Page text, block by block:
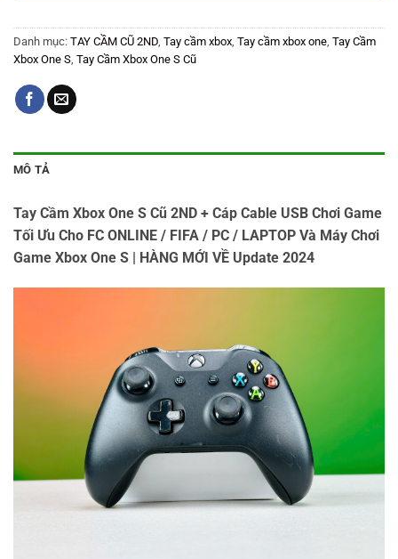
Danh mục: TAY CẦM CŨ 2ND, Tay cầm xbox, Tay cầm xbox one, Tay Cầm
Xbox One S, Tay Cầm Xbox One S Cũ
MÔ TẢ
Tay Cầm Xbox One S Cũ 2ND + Cáp Cable USB Chơi Game
Tối Ưu Cho FC ONLINE / FIFA / PC / LAPTOP Và Máy Chơi
Game Xbox One S | HÀNG MỚI VỀ Update 2024